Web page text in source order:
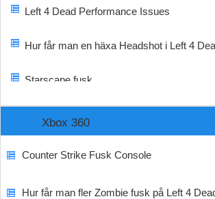
Left 4 Dead Performance Issues
Hur får man en häxa Headshot i Left 4
Starscape fusk
Xbox 360
Counter Strike Fusk Console
Hur får man fler Zombie fusk på Left 4